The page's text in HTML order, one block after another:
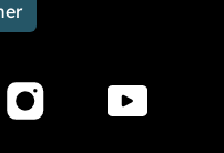
Instagram